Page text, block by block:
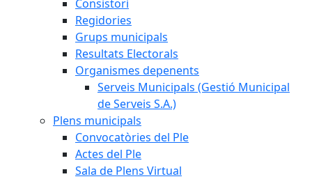
Consistori
Regidories
Grups municipals
Resultats Electorals
Organismes depenents
Serveis Municipals (Gestió Municipal
de Serveis S.A.)
Plens municipals
Convocatòries del Ple
Actes del Ple
Sala de Plens Virtual